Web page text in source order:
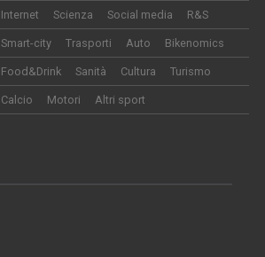
Internet Scienza Social media R&S
Smart-city Trasporti Auto Bikenomics
Food&Drink Sanità Cultura Turismo
Calcio Motori Altri sport